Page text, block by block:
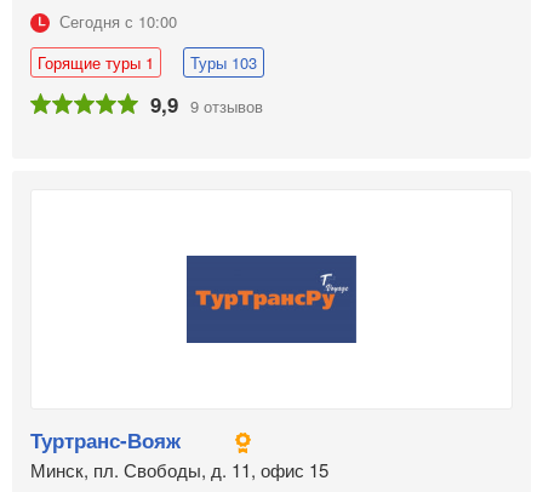
Сегодня с 10:00
Горящие туры 1
Туры 103
9,9 9 отзывов
Туртранс-Вояж
Минск, пл. Свободы, д. 11, офис 15